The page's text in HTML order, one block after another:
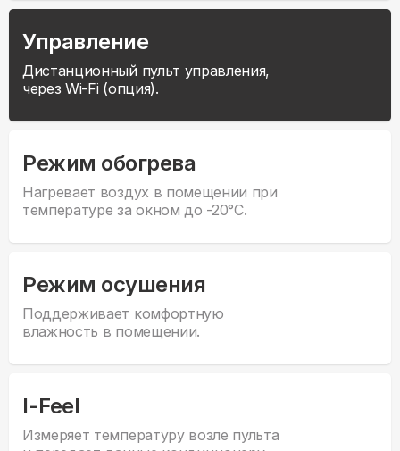
Управление
Дистанционный пульт управления,
через Wi-Fi (опция).
Режим обогрева
Нагревает воздух в помещении при
температуре за окном до -20°С.
Режим осушения
Поддерживает комфортную
влажность в помещении.
I-Feel
Измеряет температуру возле пульта